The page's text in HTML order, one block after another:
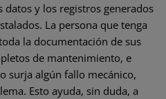
y los registros generados
La persona que tenga
la documentación de sus
de mantenimiento, e
surja algún fallo mecánico,
Esto ayuda, sin duda, a